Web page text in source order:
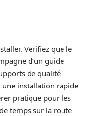
Vérifiez que le
d’un guide
de qualité
une installation rapide
pratique pour les
temps sur la route